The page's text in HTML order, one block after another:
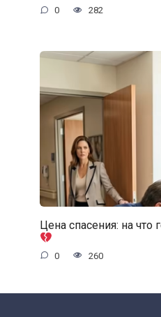
0 282
Цена спасения: на что
0 260